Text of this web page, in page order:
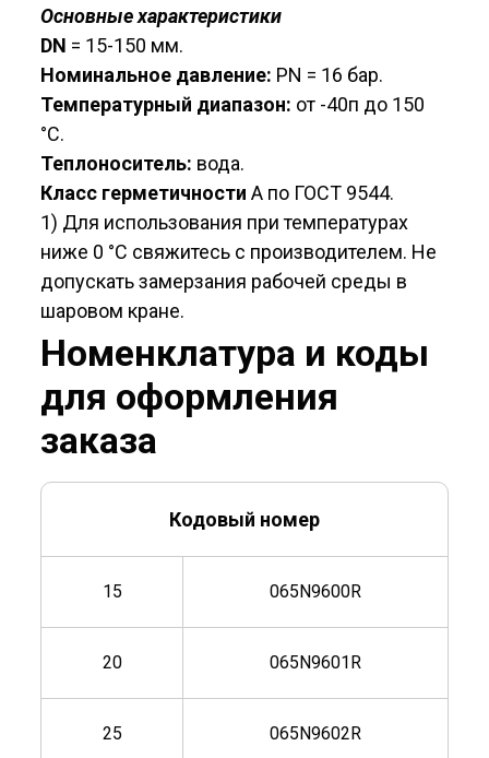
Основные характеристики
DN = 15-150 мм.
Номинальное давление: PN = 16 бар.
Температурный диапазон: от -40п до 150
°C.
Теплоноситель: вода.
Класс герметичности А по ГОСТ 9544.
1) Для использования при температурах
ниже 0 °C свяжитесь с производителем. Не
допускать замерзания рабочей сре­ды в
шаровом кране.
Номенклатура и коды
для оформления
заказа
Кодовый номер
15 065N9600R
20 065N9601R
25 065N9602R